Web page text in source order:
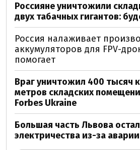
Россияне уничтожили
двух табачных гигантов:
Россия налаживает
аккумуляторов для FPV-
помогает
Враг уничтожил 400 тысяч
метров складских
Forbes Ukraine
Большая часть Львова
электричества из-за аварии